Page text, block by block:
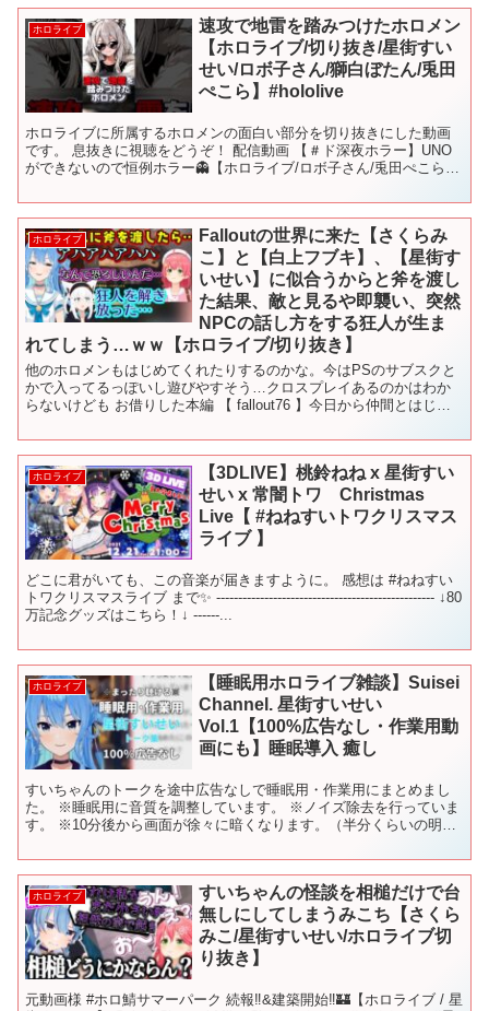
ホロライブ
速攻で地雷を踏みつけたホロメン
【ホロライブ/切り抜き/星街すい
せい/ロボ子さん/獅白ぼたん/兎田
ぺこら】#hololive
ホロライブに所属するホロメンの面白い部分を切り抜きにした動画
です。 息抜きに視聴をどうぞ！ 配信動画 【＃ド深夜ホラー】UNO
ができないので恒例ホラー👻【ホロライブ/ロボ子さん/兎田ぺこら/
ホロライブ
Falloutの世界に来た【さくらみ
こ】と【白上フブキ】、【星街す
いせい】に似合うからと斧を渡し
た結果、敵と見るや即襲い、突然
NPCの話し方をする狂人が生ま
れてしまう…ｗｗ【ホロライブ/切り抜き】
他のホロメンもはじめてくれたりするのかな。今はPSのサブスクと
かで入ってるっぽいし遊びやすそう…クロスプレイあるのかはわか
らないけども お借りした本編 【 fallout76 】今日から仲間とはじめ
ホロライブ
【3DLIVE】桃鈴ねね x 星街すい
せい x 常闇トワ Christmas
Live【 #ねねすいトワクリスマス
ライブ 】
どこに君がいても、この音楽が届きますように。 感想は #ねねすい
トワクリスマスライブ まで✨ -------------------------------------------------- ↓80
万記念グッズはこちら！↓ ------...
ホロライブ
【睡眠用ホロライブ雑談】Suisei
Channel. 星街すいせい
Vol.1【100%広告なし・作業用動
画にも】睡眠導入 癒し
すいちゃんのトークを途中広告なしで睡眠用・作業用にまとめまし
た。 ※睡眠用に音質を調整しています。 ※ノイズ除去を行っていま
す。 ※10分後から画面が徐々に暗くなります。（半分くらいの明る
ホロライブ
すいちゃんの怪談を相槌だけで台
無しにしてしまうみこち【さくら
みこ/星街すいせい/ホロライブ切
り抜き】
元動画様 #ホロ鯖サマーパーク 続報‼&建築開始‼🏰【ホロライブ / 星